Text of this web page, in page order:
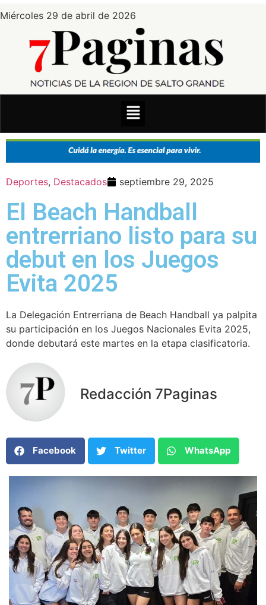
Miércoles 29 de abril de 2026
Deportes, Destacados septiembre 29, 2025
El Beach Handball
entrerriano listo para su
debut en los Juegos
Evita 2025
La Delegación Entrerriana de Beach Handball ya palpita
su participación en los Juegos Nacionales Evita 2025,
donde debutará este martes en la etapa clasificatoria.
Redacción 7Paginas
Facebook Twitter WhatsApp